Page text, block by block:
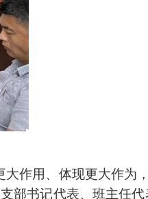
大作用、体现更大作为
部书记代表、班主任